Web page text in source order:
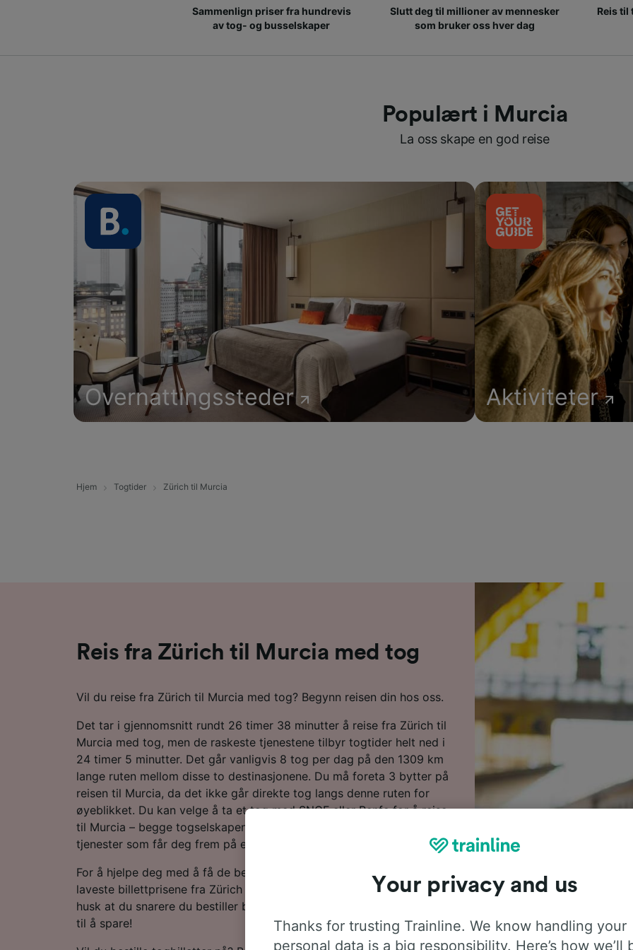
Sammenlign priser fra hundrevis
av tog- og busselskaper
Slutt deg til millioner av mennesker
som bruker oss hver dag
Reis til
Populært i Murcia
La oss skape en god reise
Overnattingssteder Aktiviteter
Hjem Togtider Zürich til Murcia
Reis fra Zürich til Murcia med tog
Vil du reise fra Zürich til Murcia med tog? Begynn reisen din hos oss.
Det tar i gjennomsnitt rundt 26 timer 38 minutter å reise fra Zürich til
Murcia med tog, men de raskeste tjenestene tilbyr togtider helt ned i
24 timer 5 minutter. Det går vanligvis 8 tog per dag på den 1309 km
lange ruten mellom disse to destinasjonene. Du må foreta 3 bytter på
reisen til Murcia, da det ikke går direkte tog langs denne ruten for
øyeblikket. Du kan velge å ta et tog med SNCF eller Renfe for å reise
til Murcia – begge togselskapene tilbyr moderne, bekvemmelige
tjenester som får deg frem på et blunk.
For å hjelpe deg med å få de beste togtilbudene markerer vi de
laveste billettprisene fra Zürich til Murcia i reiseplanleggeren vår. Bare
husk at du snarere du bestiller billettene dine, desto mer kommer du
til å spare!
Your privacy and us
Thanks for trusting Trainline. We know handling your
personal data is a big responsibility. Here’s how we’ll